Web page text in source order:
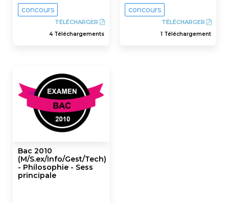
concours
TÉLÉCHARGER
4 Téléchargements
concours
TÉLÉCHARGER
1 Téléchargement
Bac 2010
(M/S.ex/Info/Gest/Tech)
- Philosophie - Sess
principale